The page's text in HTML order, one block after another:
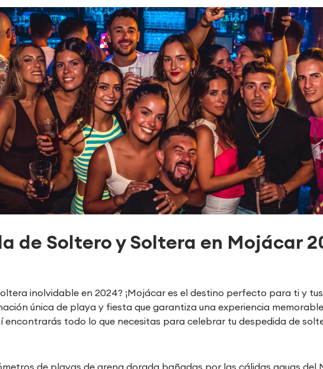
de Soltero y Soltera en Mojácar
inolvidable en 2024? ¡Mojácar es el destino perfecto para ti y
única de playa y fiesta que garantiza una experiencia
encontrarás todo lo que necesitas para celebrar tu despedida de